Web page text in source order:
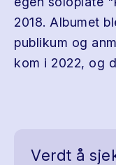
2018. Albumet
publikum og
kom i 2022, og
Verdt å